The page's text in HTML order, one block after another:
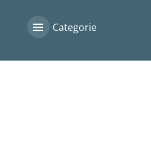
Categorie